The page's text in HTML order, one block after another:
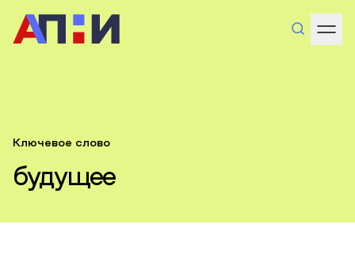
Ключевое слово
будущее